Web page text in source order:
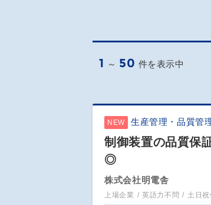
1 ～ 50 件を表示中
NEW 生産管理・品質管
制御装置の品質保
◎
株式会社明電舎
上場企業 英語力不問 土日